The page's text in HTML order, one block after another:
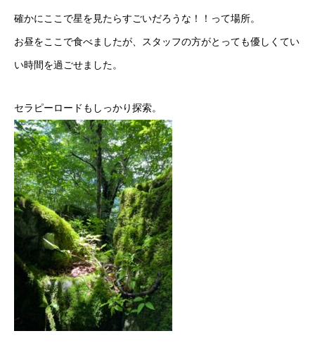
確かにここで星を見たらすごいだろうな！！って場所。
お昼をここで食べましたが、スタッフの方がとっても優しくてい
い時間を過ごせました。
セラピーロードもしっかり探索。